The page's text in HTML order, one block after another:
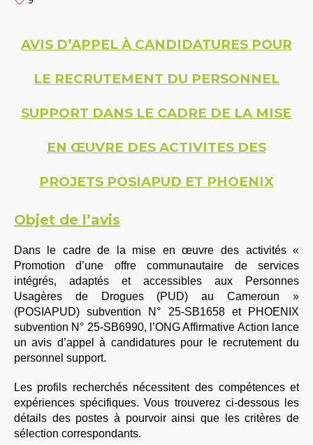
AVIS D’APPEL À CANDIDATURES POUR
LE RECRUTEMENT DU PERSONNEL
SUPPORT DANS LE CADRE DE LA MISE
EN ŒUVRE DES ACTIVITES DES
PROJETS POSIAPUD ET PHOENIX
Objet de l’avis
Dans le cadre de la mise en œuvre des activités «
Promotion d’une offre communautaire de services
intégrés, adaptés et accessibles aux Personnes
Usagères de Drogues (PUD) au Cameroun »
(POSIAPUD) subvention N° 25-SB1658 et PHOENIX
subvention N° 25-SB6990, l’ONG Affirmative Action lance
un avis d’appel à candidatures pour le recrutement du
personnel support.
Les profils recherchés nécessitent des compétences et
expériences spécifiques. Vous trouverez ci-dessous les
détails des postes à pourvoir ainsi que les critères de
sélection correspondants.